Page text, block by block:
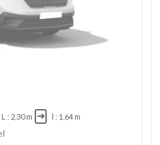
L : 2,30 m
l : 1,64 m